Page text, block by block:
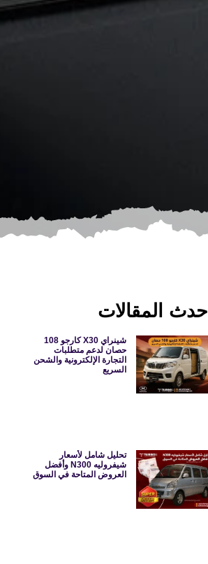
أحدث المقالات
شينراي X30 كارجو 108
حصان لدعم متطلبات
التجارة الإلكترونية والشحن
السريع
تحليل شامل لأسعار
شيفروليه N300 وأفضل
العروض المتاحة في السوق